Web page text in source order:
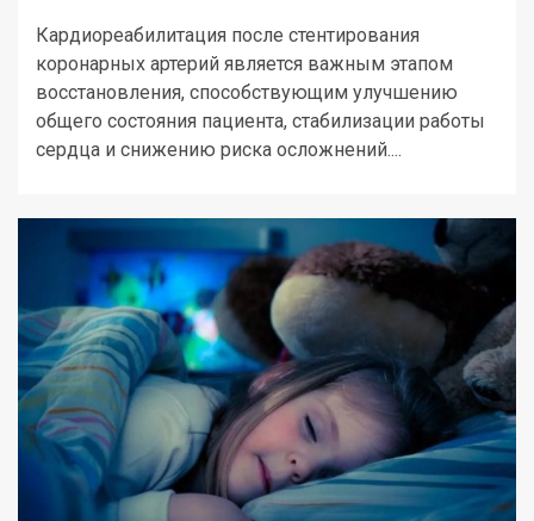
Кардиореабилитация после стентирования
коронарных артерий является важным этапом
восстановления, способствующим улучшению
общего состояния пациента, стабилизации работы
сердца и снижению риска осложнений....